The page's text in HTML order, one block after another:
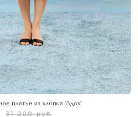
платье из хлопка 'Вдох'
31 200 руб